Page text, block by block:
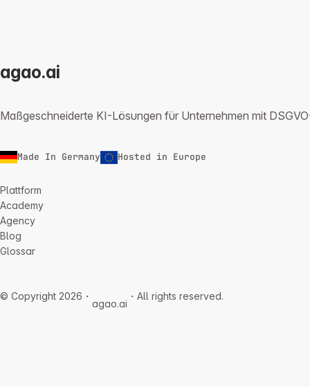
agao.ai
Maßgeschneiderte KI-Lösungen für Unternehmen mit
Made In Germany Hosted in Europe
Plattform
Academy
Agency
Blog
Glossar
© Copyright 2026・
agao.ai
・All rights reserved.